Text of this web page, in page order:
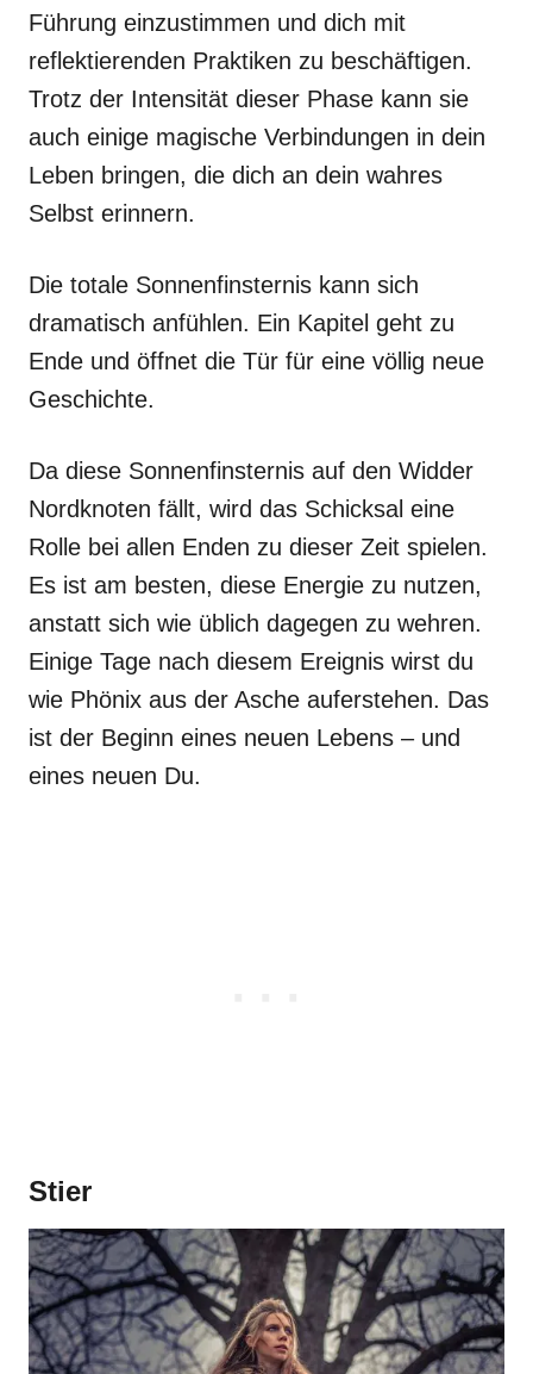
Führung einzustimmen und dich mit
reflektierenden Praktiken zu beschäftigen.
Trotz der Intensität dieser Phase kann sie
auch einige magische Verbindungen in dein
Leben bringen, die dich an dein wahres
Selbst erinnern.
Die totale Sonnenfinsternis kann sich
dramatisch anfühlen. Ein Kapitel geht zu
Ende und öffnet die Tür für eine völlig neue
Geschichte.
Da diese Sonnenfinsternis auf den Widder
Nordknoten fällt, wird das Schicksal eine
Rolle bei allen Enden zu dieser Zeit spielen.
Es ist am besten, diese Energie zu nutzen,
anstatt sich wie üblich dagegen zu wehren.
Einige Tage nach diesem Ereignis wirst du
wie Phönix aus der Asche auferstehen. Das
ist der Beginn eines neuen Lebens – und
eines neuen Du.
Stier